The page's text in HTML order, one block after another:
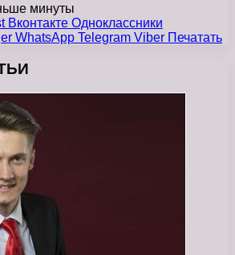
минуты
Вконтакте Одноклассники
WhatsApp Telegram Viber Печатать